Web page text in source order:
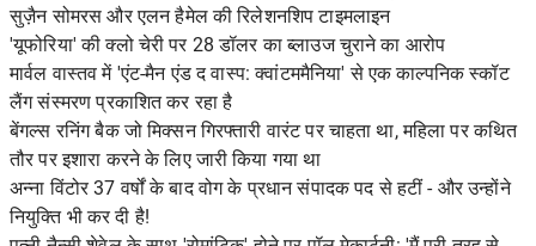
सुज़ैन सोमरस और एलन हैमेल की रिलेशनशिप टाइमलाइन
'यूफोरिया' की क्लो चेरी पर 28 डॉलर का ब्लाउज चुराने का आरोप
मार्वल वास्तव में 'एंट-मैन एंड द वास्प: क्वांटममैनिया' से एक काल्पनिक स्कॉट
लैंग संस्मरण प्रकाशित कर रहा है
बेंगल्स रनिंग बैक जो मिक्सन गिरफ्तारी वारंट पर चाहता था, महिला पर कथित
तौर पर इशारा करने के लिए जारी किया गया था
अन्ना विंटोर 37 वर्षों के बाद वोग के प्रधान संपादक पद से हटीं - और उन्होंने
नियुक्ति भी कर दी है!